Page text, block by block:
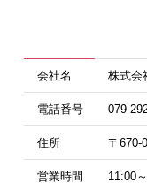
会社名 株式会
電話番号 079-
住所 〒670-
営業時間 11:00